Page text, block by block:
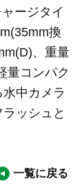
ージタイ
換
、重量
量コンパク
中カメラ
ッシュと
一覧に戻る